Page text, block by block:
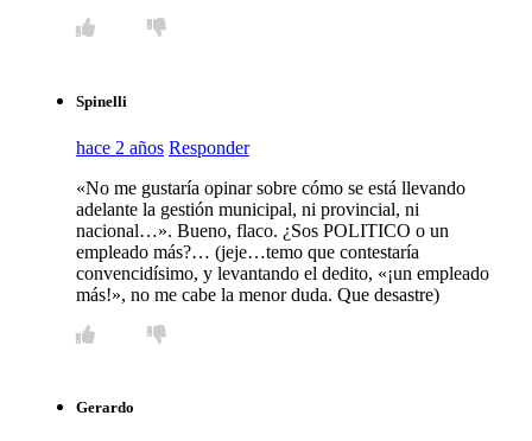
Spinelli
hace 2 años Responder
«No me gustaría opinar sobre cómo se está llevando
adelante la gestión municipal, ni provincial, ni
nacional…». Bueno, flaco. ¿Sos POLITICO o un
empleado más?… (jeje…temo que contestaría
convencidísimo, y levantando el dedito, «¡un empleado
más!», no me cabe la menor duda. Que desastre)
Gerardo